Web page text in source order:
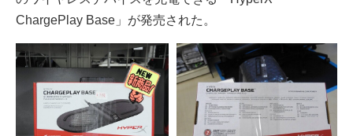
ChargePlay Base」が発売された。